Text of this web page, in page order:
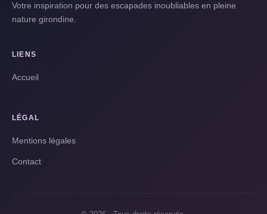
Votre inspiration pour des escapades inoubliables en pleine
nature girondine.
LIENS
Accueil
LÉGAL
Mentions légales
Contact